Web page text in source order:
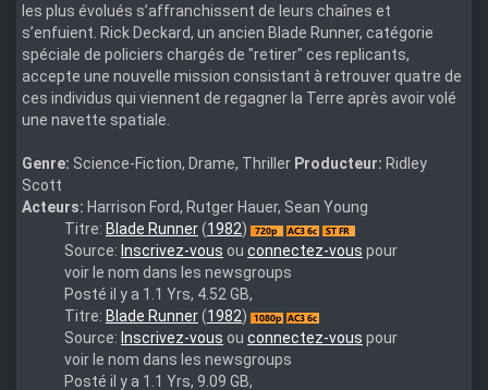
les plus évolués s’affranchissent de leurs chaînes et
s’enfuient. Rick Deckard, un ancien Blade Runner, catégorie
spéciale de policiers chargés de "retirer" ces replicants,
accepte une nouvelle mission consistant à retrouver quatre de
ces individus qui viennent de regagner la Terre après avoir volé
une navette spatiale.
Genre: Science-Fiction, Drame, Thriller Producteur: Ridley
Scott
Acteurs: Harrison Ford, Rutger Hauer, Sean Young
Blade.Runner.final.Cut.1982.Bluray.720p.x264.DTS.PRoDJi
Titre: Blade Runner(1982)
Source: Inscrivez-vous ou connectez-vous pour
voir le nom dans les newsgroups
Posté il y a 1.1 Yrs, 4.52 GB,
Release
Name
Blade.Runner.1982.MULTi.1080p.BluRay.x264
Titre: Blade Runner(1982)
Source: Inscrivez-vous ou connectez-vous pour
voir le nom dans les newsgroups
Posté il y a 1.1 Yrs, 9.09 GB,